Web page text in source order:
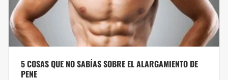
5 COSAS QUE NO SABÍAS SOBRE EL ALARGAMIENTO DE
PENE